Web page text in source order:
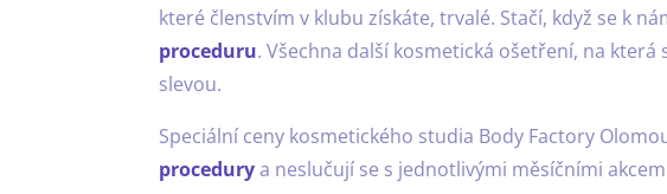
které členstvím v klubu získáte, trvalé. Stačí, když se k
proceduru. Všechna další kosmetická ošetření, na
slevou.
Speciální ceny kosmetického studia Body Factory
procedurya neslučují se s jednotlivými měsíčními